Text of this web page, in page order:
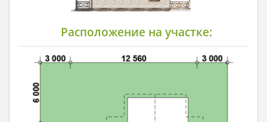
Расположение на участке: